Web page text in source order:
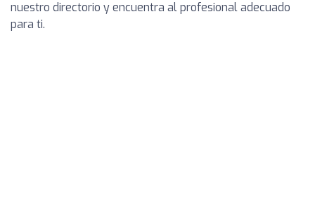
nuestro directorio y encuentra al profesional adecuado
para ti.